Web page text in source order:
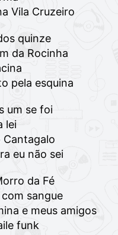
Vila Cruzeiro
quinze
da Rocinha
pela esquina
um se foi
lei
Cantagalo
eu não sei
da Fé
sangue
e meus amigos
funk